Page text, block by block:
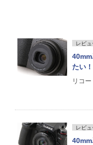
レビ
40mm
たい
リコ
レビ
40mm